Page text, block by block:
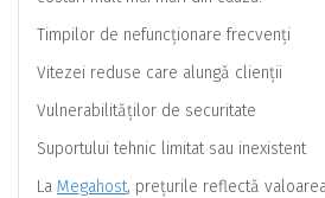
Timpilor de nefuncționare frecvenți
Vitezei reduse care alungă clienții
Vulnerabilităților de securitate
Suportului tehnic limitat sau inexistent
La Megahost, prețurile reflectă